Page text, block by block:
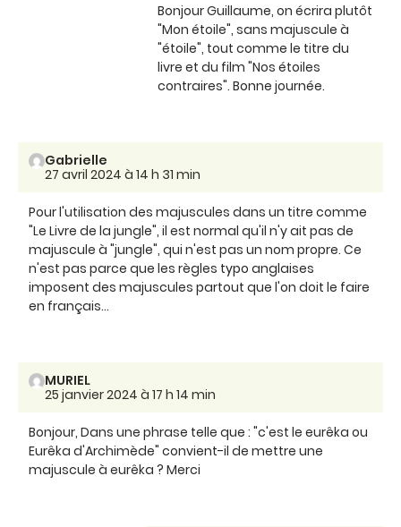
Bonjour Guillaume, on écrira plutôt
"Mon étoile", sans majuscule à
"étoile", tout comme le titre du
livre et du film "Nos étoiles
contraires". Bonne journée.
Gabrielle
27 avril 2024 à 14 h 31 min
Pour l'utilisation des majuscules dans un titre comme
"Le Livre de la jungle", il est normal qu'il n'y ait pas de
majuscule à "jungle", qui n'est pas un nom propre. Ce
n'est pas parce que les règles typo anglaises
imposent des majuscules partout que l'on doit le faire
en français...
MURIEL
25 janvier 2024 à 17 h 14 min
Bonjour, Dans une phrase telle que : "c'est le eurêka ou
Eurêka d'Archimède" convient-il de mettre une
majuscule à eurêka ? Merci